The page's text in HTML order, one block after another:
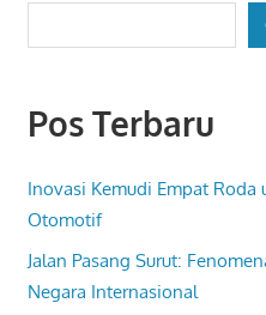
Pos Terbaru
Inovasi Kemudi Empat Roda
Otomotif
Jalan Pasang Surut:
Negara Internasional